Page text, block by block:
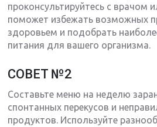
проконсультируйтесь с врачом
поможет избежать возможных
здоровьем и подобрать
питания для вашего организма.
СОВЕТ №2
Составьте меню на неделю
спонтанных перекусов и
продуктов. Используйте